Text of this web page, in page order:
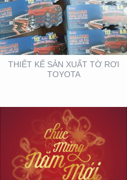
THIẾT KẾ SẢN XUẤT TỜ RƠI
TOYOTA
THIẾT KẾ THIỆP ĐIỆN
TỬ ĐỘC ĐÁO , ẤN
TƯỢNG
THIẾT KẾ SẢN XUẤT